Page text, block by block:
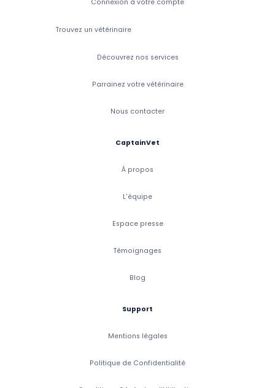
Connexion à votre compte
Trouvez un vétérinaire
Découvrez nos services
Parrainez votre vétérinaire
Nous contacter
CaptainVet
À propos
L'équipe
Espace presse
Témoignages
Blog
Support
Mentions légales
Politique de Confidentialité